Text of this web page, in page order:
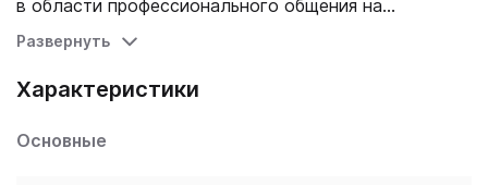
в области профессионального общения на
английском языке. Также имеется минимально
географических названий и стандартных фраз ИМО
материала сопровождается многочисленными
Развернуть
Характеристики
Основные